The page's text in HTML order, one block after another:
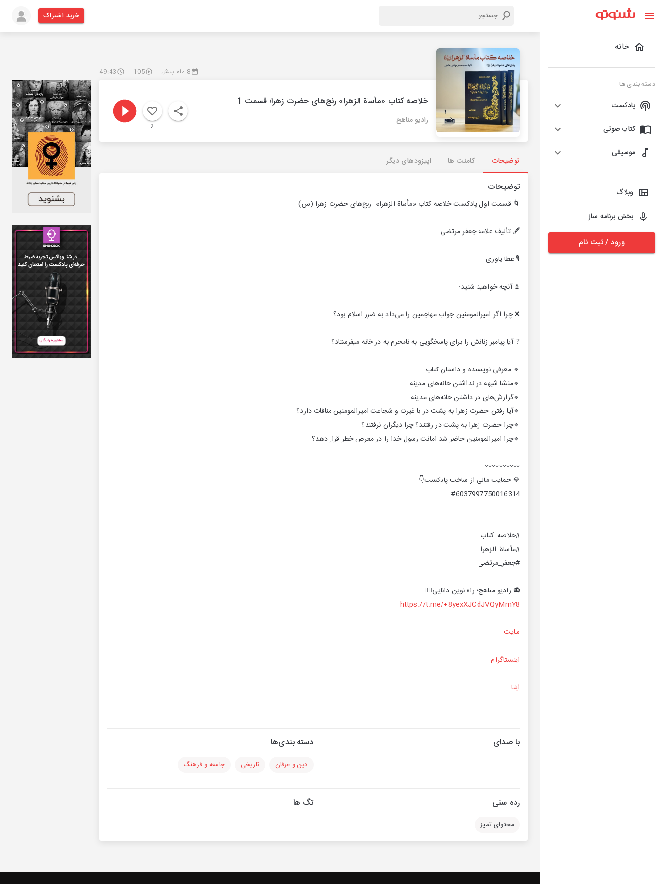
خانه
دسته بندی ها
پادکست
کتاب صوتی
موسیقی
وبلاگ
بخش برنامه ساز
ورود / ثبت نام
خرید اشتراک
8 ماه پیش 105
49:43
خلاصه کتاب «مأساة الزهرا» رنج‌های حضرت زهرا؛ قسمت 1
رادیو مناهج
2
توضیحات کامنت ها اپیزودهای دیگر
توضیحات
🌀 قسمت اول پادکست خلاصه کتاب «مأساة الزهرا»- رنج‌های حضرت زهرا (س)
🖋 تألیف علامه جعفر مرتضی
🎙 عطا یاوری
♨️ آنچه خواهید شنید:
❌ چرا اگر امیرالمومنین جواب مهاجمین را می‌داد به ضرر اسلام بود؟
⁉️ آیا پیامبر زنانش را برای پاسخگویی به نامحرم به در خانه میفرستاد؟
🔹 معرفی نویسنده و داستان کتاب
🔹منشا شبهه در نداشتن خانه‌های مدینه
🔹گزارش‌های در داشتن خانه‌های مدینه
🔹آیا رفتن حضرت زهرا به پشت در با غیرت و شجاعت امیرالمومنین منافات دارد؟
🔹چرا حضرت زهرا به پشت در رفتند؟ چرا دیگران نرفتند؟
🔹چرا امیرالمومنین حاضر شد امانت رسول خدا را در معرض خطر قرار دهد؟
〰️〰️〰️〰️〰️
💎 حمایت مالی از ساخت پادکست👇
#6037997750016314
#خلاصه_کتاب
#مأساة_الزهرا
#جعفر_مرتضی
📻 رادیو مناهج؛ راه نوین دانایی👇🏻
https://t.me/+8yexXJCdJVQyMmY8
سایت
اینستاگرام
ایتا
با صدای دسته بندی‌ها
دین و عرفان تاریخی جامعه و فرهنگ
رده سنی
محتوای تمیز
تگ ها